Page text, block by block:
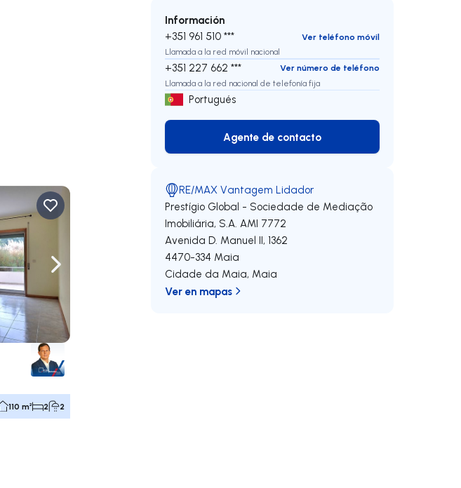
Navegar a la derecha
110 m² 2 2
Información
+351 961 510 ***
Ver teléfono móvil
Llamada a la red móvil nacional
+351 227 662 ***
Ver número de teléfono
Llamada a la red nacional de telefonía fija
Portugués
Agente de contacto
Agente de contacto
RE/MAX Vantagem Lidador
Prestígio Global - Sociedade de Mediação
Imobiliária, S.A. AMI 7772
Avenida D. Manuel II, 1362
4470-334 Maia
Cidade da Maia, Maia
Ver en mapas